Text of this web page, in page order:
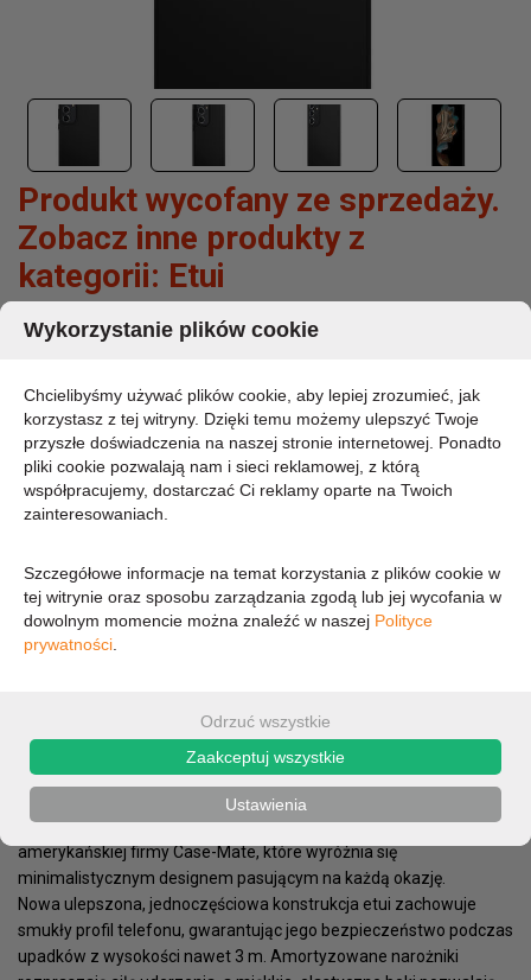
Produkt wycofany ze sprzedaży.
Zobacz inne produkty z
kategorii: Etui
CASE-MATE TOUGH BLACK - ETUI SAMSUNG
MARKA:
CASE-MATE
KOD PRODUKTU:
CM053416
DOSTĘPNOŚĆ:
DOSTĘPNY 3-5 DNI
97,75 zł
79,47 zł (cena netto)
OPIS PARAMETRY
Stworzone dla najlepszej ochrony twojego smartfona w razie
uderzeń i upadków. Tough Black to etui renomowanej
amerykańskiej firmy Case-Mate, które wyróżnia się
minimalistycznym designem pasującym na każdą okazję.
Nowa ulepszona, jednoczęściowa konstrukcja etui zachowuje
smukły profil telefonu, gwarantując jego bezpieczeństwo podczas
upadków z wysokości nawet 3 m. Amortyzowane narożniki
Wykorzystanie plików cookie
Chcielibyśmy używać plików cookie, aby lepiej zrozumieć, jak
korzystasz z tej witryny. Dzięki temu możemy ulepszyć Twoje
przyszłe doświadczenia na naszej stronie internetowej. Ponadto
pliki cookie pozwalają nam i sieci reklamowej, z którą
współpracujemy, dostarczać Ci reklamy oparte na Twoich
zainteresowaniach.
Szczegółowe informacje na temat korzystania z plików cookie w
tej witrynie oraz sposobu zarządzania zgodą lub jej wycofania w
dowolnym momencie można znaleźć w naszej Polityce
prywatności
Odrzuć wszystkie
Zaakceptuj wszystkie
Ustawienia